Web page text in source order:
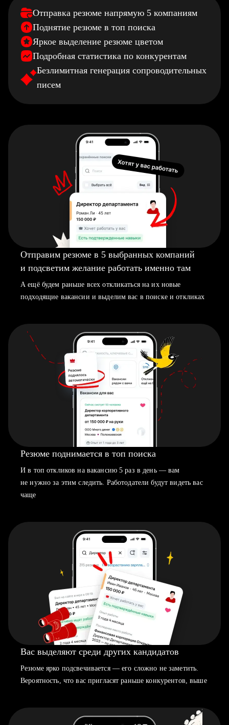
Отправка резюме напрямую 5 компаниям
Поднятие резюме в топ поиска
Яркое выделение резюме цветом
Подробная статистика по конкурентам
Безлимитная генерация сопроводительных
писем
Отправим резюме в 5 выбранных компаний
и подсветим желание работать именно там
А ещё будем раньше всех откликаться на их новые
подходящие вакансии и выделим вас в поиске и откликах
Резюме поднимается в топ поиска
И в топ откликов на вакансию 5 раз в день — вам
не нужно за этим следить. Работодатели будут видеть вас
чаще
Вас выделяют среди других кандидатов
Резюме ярко подсвечивается — его сложно не заметить.
Вероятность, что вас пригласят раньше конкурентов, выше